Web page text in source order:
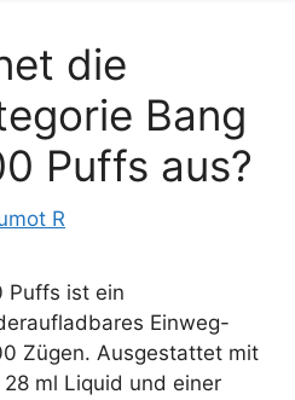
die
Bang
Puffs aus?
R
Puffs ist ein
Einweg-
Zügen. Ausgestattet mit
ml Liquid und einer